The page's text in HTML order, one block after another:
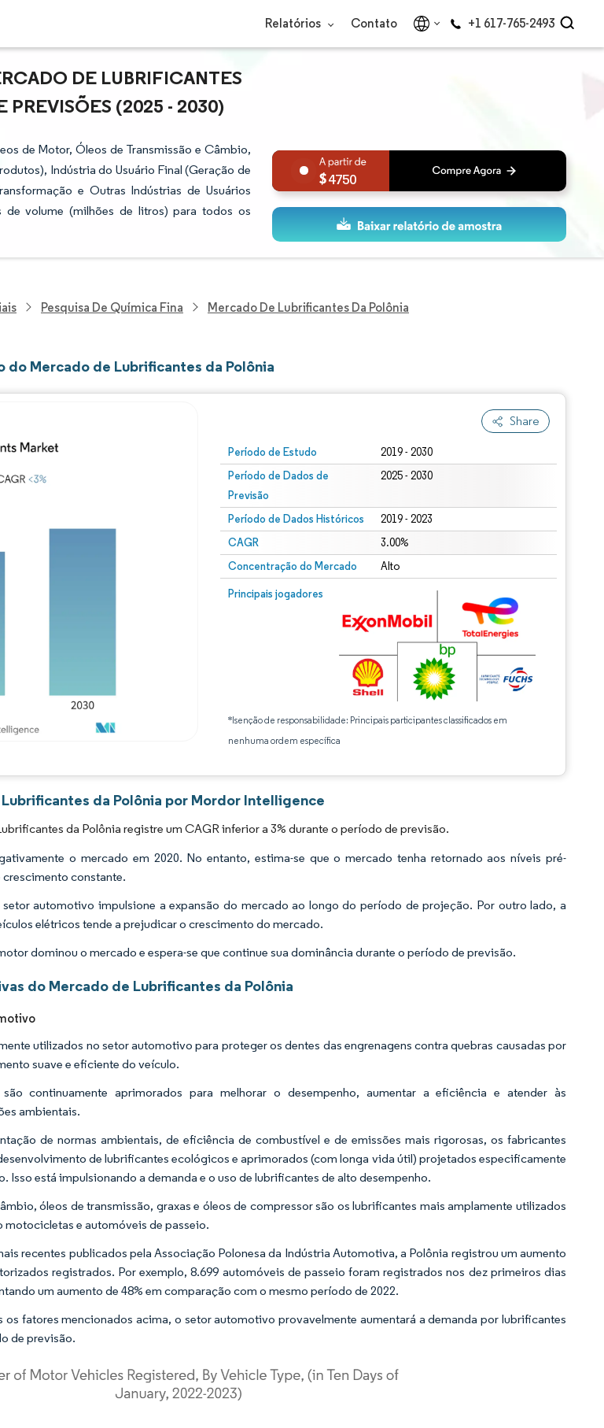
Relatórios Contato +1 617-765-2493
DE LUBRIFICANTES
PREVISÕES (2025 - 2030)
de Motor, Óleos de Transmissão e Câmbio,
Indústria do Usuário Final (Geração de
e Outras Indústrias de Usuários
volume (milhões de litros) para todos os
4750
Pesquisa De Química Fina Mercado De Lubrificantes Da Polônia
do Mercado de Lubrificantes da Polônia
Share
Período de Estudo 2019 - 2030
Período de Dados de
Previsão
2025 - 2030
Período de Dados Históricos 2019 - 2023
CAGR 3.00%
Concentração do Mercado Alto
Principais jogadores
*Isenção de responsabilidade: Principais participantes classificados em
nenhuma ordem específica
da Polônia por Mordor Intelligence
da Polônia registre um CAGR inferior a 3% durante o período de previsão.
o mercado em 2020. No entanto, estima-se que o mercado tenha retornado aos níveis pré-
crescimento constante.
setor automotivo impulsione a expansão do mercado ao longo do período de projeção. Por outro lado, a
elétricos tende a prejudicar o crescimento do mercado.
dominou o mercado e espera-se que continue sua dominância durante o período de previsão.
do Mercado de Lubrificantes da Polônia
utilizados no setor automotivo para proteger os dentes das engrenagens contra quebras causadas por
suave e eficiente do veículo.
continuamente aprimorados para melhorar o desempenho, aumentar a eficiência e atender às
ambientais.
de normas ambientais, de eficiência de combustível e de emissões mais rigorosas, os fabricantes
de lubrificantes ecológicos e aprimorados (com longa vida útil) projetados especificamente
Isso está impulsionando a demanda e o uso de lubrificantes de alto desempenho.
óleos de transmissão, graxas e óleos de compressor são os lubrificantes mais amplamente utilizados
motocicletas e automóveis de passeio.
recentes publicados pela Associação Polonesa da Indústria Automotiva, a Polônia registrou um aumento
registrados. Por exemplo, 8.699 automóveis de passeio foram registrados nos dez primeiros dias
um aumento de 48% em comparação com o mesmo período de 2022.
fatores mencionados acima, o setor automotivo provavelmente aumentará a demanda por lubrificantes
de previsão.